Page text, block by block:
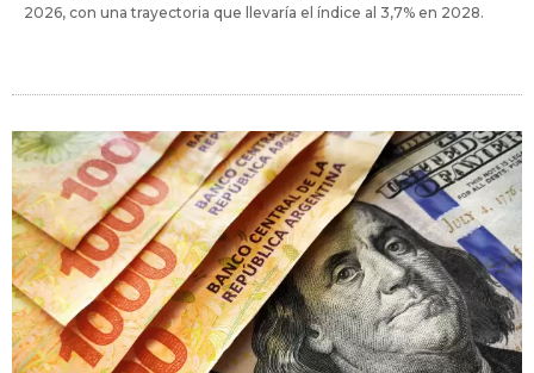
2026, con una trayectoria que llevaría el índice al 3,7% en 2028.